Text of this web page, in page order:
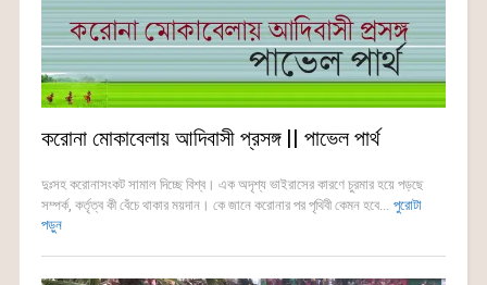
করোনা মোকাবেলায় আদিবাসী প্রসঙ্গ || পাভেল পার্থ
দুঃসহ করোনাসংকট সামাল দিচ্ছে বিশ্ব। এক অদৃশ্য ভাইরাসের কারণে চুরমার হয়ে পড়ছে
সম্পর্ক, কর্তৃত্ব কী বেঁচে থাকার ময়দান। কে জানে করোনার পর পৃথিবী কেমন হবে... পুরোটা
পড়ুন